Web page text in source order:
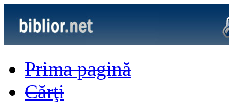
Prima pagină
Cărţi